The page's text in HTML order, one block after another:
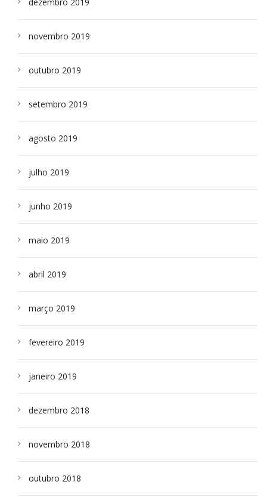
novembro 2019
outubro 2019
setembro 2019
agosto 2019
julho 2019
junho 2019
maio 2019
abril 2019
março 2019
fevereiro 2019
janeiro 2019
dezembro 2018
novembro 2018
outubro 2018